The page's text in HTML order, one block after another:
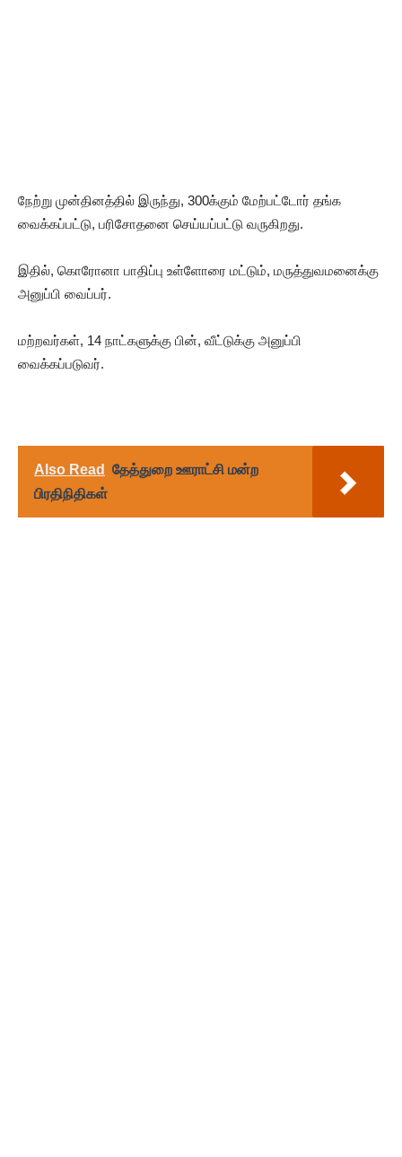
நேற்று முன்தினத்தில் இருந்து, 300க்கும் மேற்பட்டோர் தங்க
வைக்கப்பட்டு, பரிசோதனை செய்யப்பட்டு வருகிறது.
இதில், கொரோனா பாதிப்பு உள்ளோரை மட்டும், மருத்துவமனைக்கு
அனுப்பி வைப்பர்.
மற்றவர்கள், 14 நாட்களுக்கு பின், வீட்டுக்கு அனுப்பி
வைக்கப்படுவர்.
Also Read
தேத்துறை ஊராட்சி மன்ற
பிரதிநிதிகள்